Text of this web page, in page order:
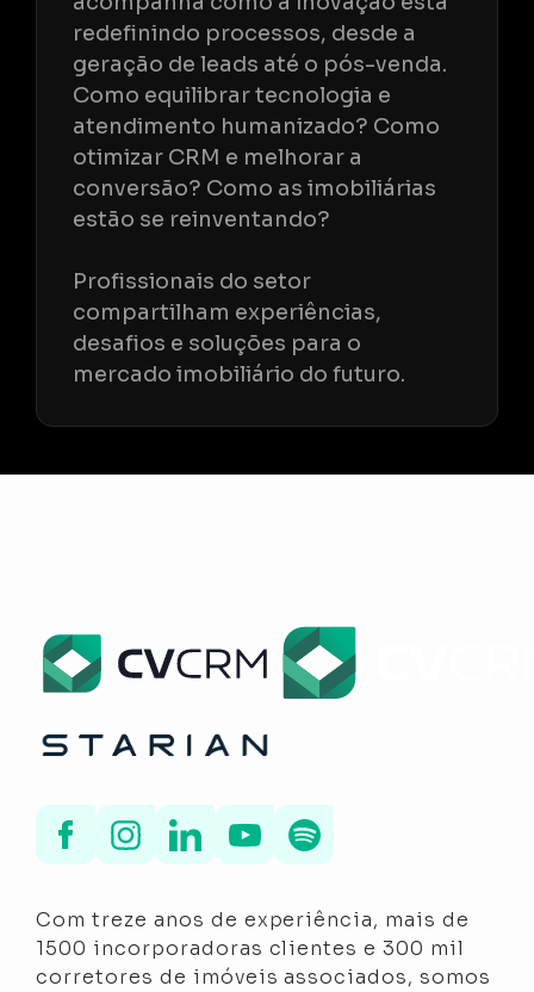
redefinindo processos, desde a
geração de leads até o pós-venda.
Como equilibrar tecnologia e
atendimento humanizado? Como
otimizar CRM e melhorar a
conversão? Como as imobiliárias
estão se reinventando?
Profissionais do setor
compartilham experiências,
desafios e soluções para o
mercado imobiliário do futuro.
Com treze anos de experiência, mais de
1500 incorporadoras clientes e 300 mil
corretores de imóveis associados, somos